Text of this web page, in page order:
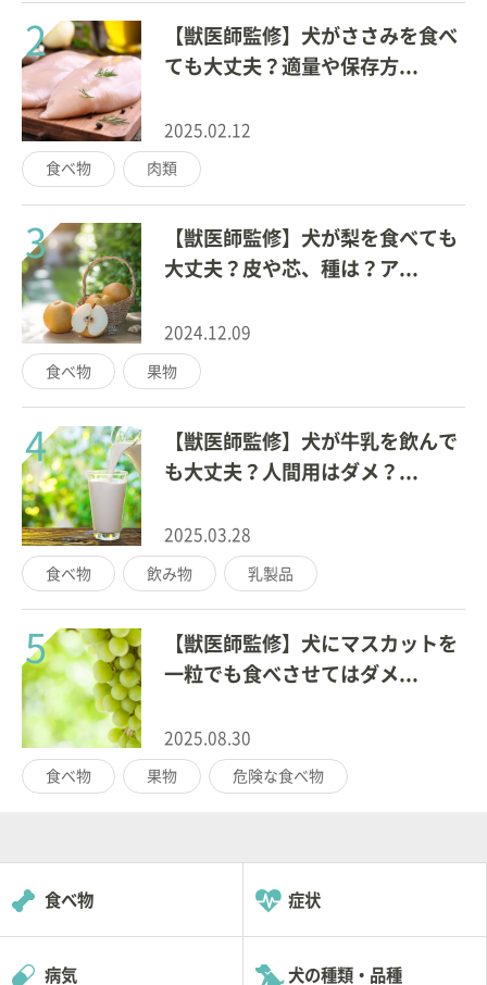
2
【獣医師監修】犬がささみを食べ
ても大丈夫？適量や保存方...
2025.02.12
食べ物 肉類
3
【獣医師監修】犬が梨を食べても
大丈夫？皮や芯、種は？ア...
2024.12.09
食べ物 果物
4
【獣医師監修】犬が牛乳を飲んで
も大丈夫？人間用はダメ？...
2025.03.28
食べ物 飲み物 乳製品
5
【獣医師監修】犬にマスカットを
一粒でも食べさせてはダメ...
2025.08.30
食べ物 果物 危険な食べ物
食べ物 症状
病気 犬の種類・品種